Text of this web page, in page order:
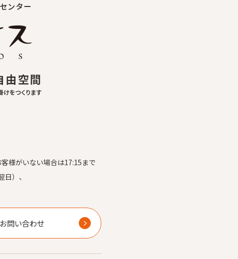
様がいない場合は17:15まで
）、
お問い合わせ